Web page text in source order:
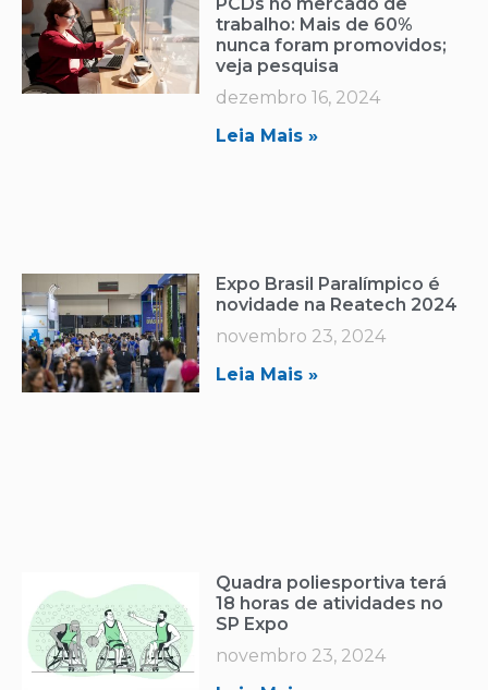
trabalho: Mais de 60%
nunca foram promovidos;
veja pesquisa
dezembro 16, 2024
Leia Mais »
Expo Brasil Paralímpico é
novidade na Reatech 2024
novembro 23, 2024
Leia Mais »
Quadra poliesportiva terá
18 horas de atividades no
SP Expo
novembro 23, 2024